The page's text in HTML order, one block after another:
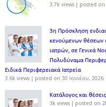
3.7k views | posted on
3η Πρόσκληση
κενούμενων
ιατρών, σε Γενικά
Πολυδύναμα
Ειδικά Περιφερειακά Ιατρεία
3.6k views | posted on 30 Ιουνίου, 2026
Κατάλογος και
3k views | posted on